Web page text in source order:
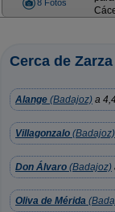
8 Fotos
Cerca de
Alange (Badajoz) a
Villagonzalo (Badajoz)
Don Álvaro (Badajoz)
Oliva de Mérida